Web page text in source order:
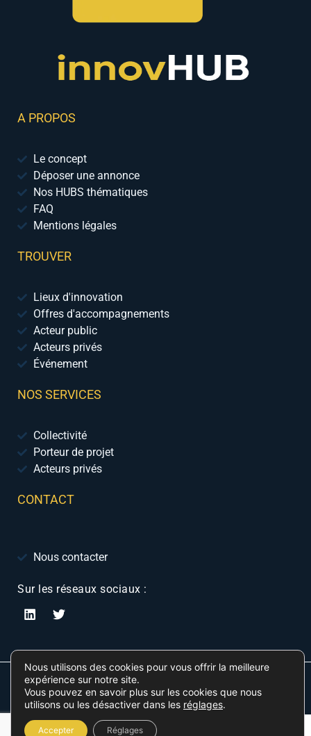
A PROPOS
Le concept
Déposer une annonce
Nos HUBS thématiques
FAQ
Mentions légales
TROUVER
Lieux d'innovation
Offres d'accompagnements
Acteur public
Acteurs privés
Événement
NOS SERVICES
Collectivité
Porteur de projet
Acteurs privés
CONTACT
Nous contacter
Sur les réseaux sociaux :
© 2024 Geolink-expansion
Nous utilisons des cookies pour vous offrir la meilleure
expérience sur notre site.
Vous pouvez en savoir plus sur les cookies que nous
utilisons ou les désactiver dans les réglages.
Accepter Réglages